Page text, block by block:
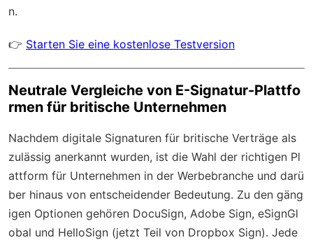
n.
👉 Starten Sie eine kostenlose Testversion
Neutrale Vergleiche von E-Signatur-Plattfo
rmen für britische Unternehmen
Nachdem digitale Signaturen für britische Verträge als
zulässig anerkannt wurden, ist die Wahl der richtigen Pl
attform für Unternehmen in der Werbebranche und darü
ber hinaus von entscheidender Bedeutung. Zu den gäng
igen Optionen gehören DocuSign, Adobe Sign, eSignGl
obal und HelloSign (jetzt Teil von Dropbox Sign). Jede